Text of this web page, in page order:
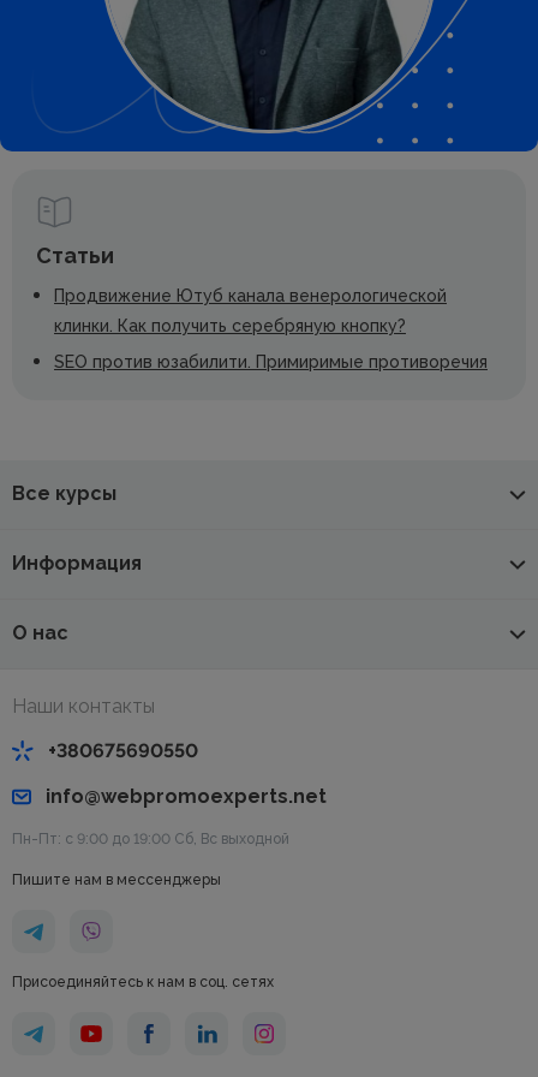
Статьи
Продвижение Ютуб канала венерологической
клинки. Как получить серебряную кнопку?
SEO против юзабилити. Примиримые противоречия
Все курсы
Информация
О нас
Наши контакты
+380675690550
info@webpromoexperts.net
Пн-Пт: с 9:00 до 19:00 Cб, Вс выходной
Пишите нам в мессенджеры
Присоединяйтесь к нам в соц. сетях